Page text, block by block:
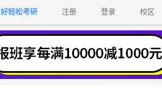
好轻松考研 注册 登录 校区